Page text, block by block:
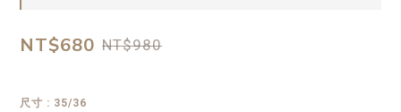
NT$680 NT$980
尺寸 : 35/36